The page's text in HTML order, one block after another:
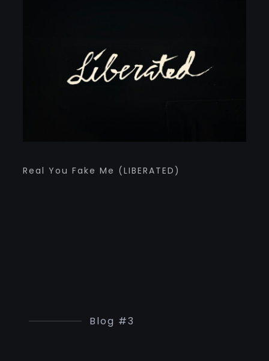
Real You Fake Me (LIBERATED)
Blog #3